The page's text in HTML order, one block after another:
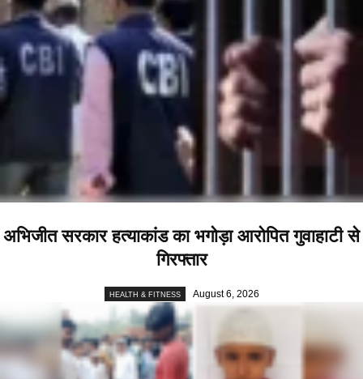
अभिजीत सरकार हत्याकांड का भगोड़ा आरोपित गुवाहाटी से
गिरफ्तार
HEALTH & FITNESS August 6, 2026